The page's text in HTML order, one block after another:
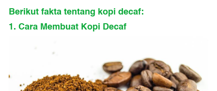
Berikut fakta tentang kopi decaf:
1. Cara Membuat Kopi Decaf